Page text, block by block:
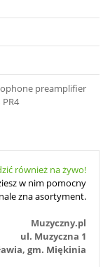
preamplifier
również na żywo!
w nim pomocny
zna asortyment.
Muzyczny.pl
ul. Muzyczna 1
gm. Miękinia